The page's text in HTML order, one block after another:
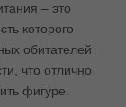
– это
которого
обитателей
что отлично
фигуре.